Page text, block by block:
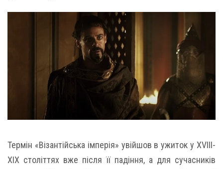
Термін «Візантійська імперія» увійшов в ужиток у XVIII-
XIX століттях вже після її падіння, а для сучасників